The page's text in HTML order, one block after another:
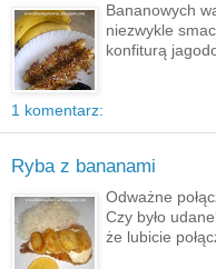
Bananowych
niezwykle
konfiturą
1 komentarz:
Ryba z bananami
Odważne
Czy było
że lubicie